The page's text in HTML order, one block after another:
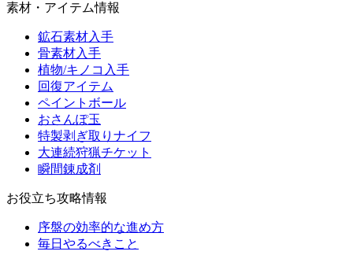
素材・アイテム情報
鉱石素材入手
骨素材入手
植物/キノコ入手
回復アイテム
ペイントボール
おさんぽ玉
特製剥ぎ取りナイフ
大連続狩猟チケット
瞬間錬成剤
お役立ち攻略情報
序盤の効率的な進め方
毎日やるべきこと